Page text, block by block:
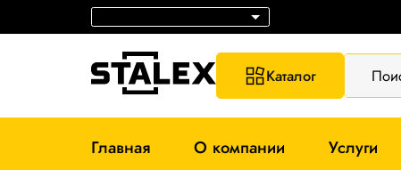
Каталог
Главная О компании Услуги